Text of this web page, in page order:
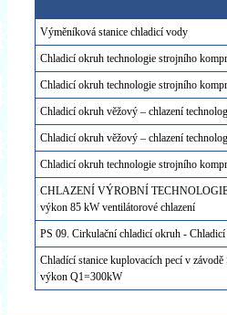
Výměníková stanice chladicí vody
Chladicí okruh technologie strojního
Chladicí okruh technologie strojního
Chladicí okruh věžový – chlazení
Chladicí okruh věžový – chlazení
Chladicí okruh technologie strojního
CHLAZENÍ VÝROBNÍ TECHNOLOGIE
výkon 85 kW ventilátorové chlazení
PS 09. Cirkulační chladicí okruh -
Chladící stanice kuplovacích pecí v
výkon Q1=300kW